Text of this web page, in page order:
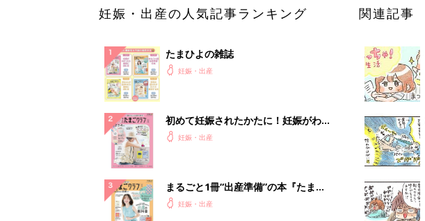
妊娠中に読みたい！3冊の「たまひ
mazonタイムセールが見逃せない
PR（Amazon）